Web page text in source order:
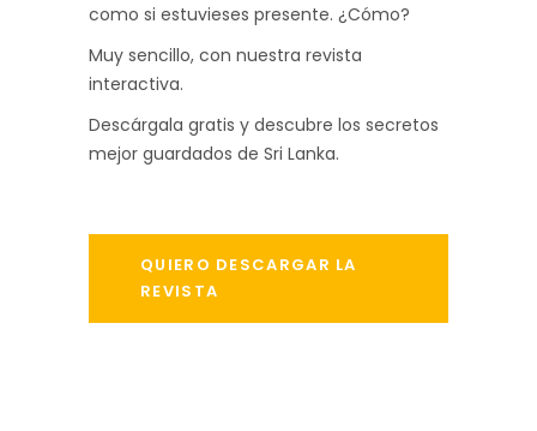
como si estuvieses presente. ¿Cómo?
Muy sencillo, con nuestra revista
interactiva.
Descárgala gratis y descubre los secretos
mejor guardados de Sri Lanka.
QUIERO DESCARGAR LA
REVISTA